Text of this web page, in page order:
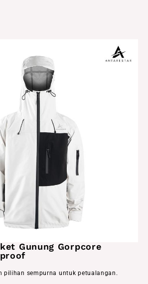
Gunung Gorpcore
pilihan sempurna untuk petualangan.